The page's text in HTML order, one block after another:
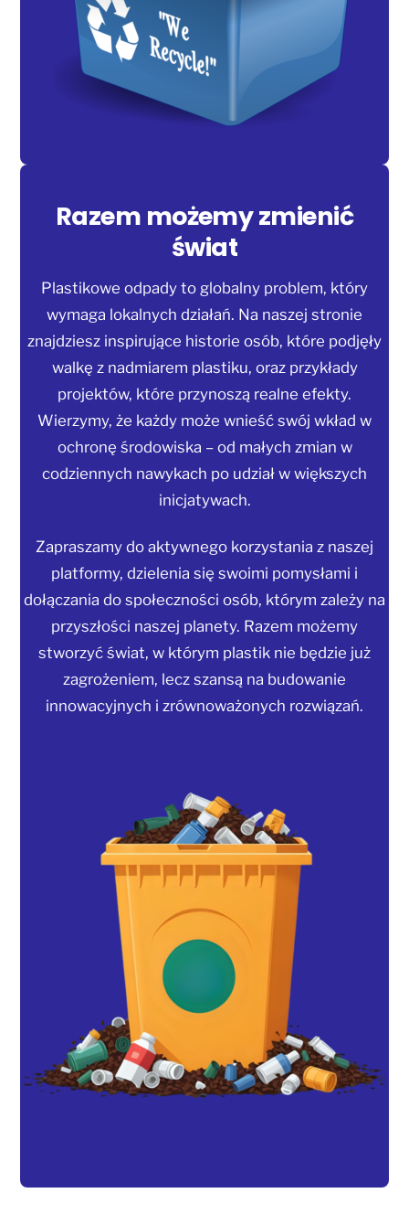
Razem możemy zmienić
świat
Plastikowe odpady to globalny problem, który
wymaga lokalnych działań. Na naszej stronie
znajdziesz inspirujące historie osób, które podjęły
walkę z nadmiarem plastiku, oraz przykłady
projektów, które przynoszą realne efekty.
Wierzymy, że każdy może wnieść swój wkład w
ochronę środowiska – od małych zmian w
codziennych nawykach po udział w większych
inicjatywach.
Zapraszamy do aktywnego korzystania z naszej
platformy, dzielenia się swoimi pomysłami i
dołączania do społeczności osób, którym zależy na
przyszłości naszej planety. Razem możemy
stworzyć świat, w którym plastik nie będzie już
zagrożeniem, lecz szansą na budowanie
innowacyjnych i zrównoważonych rozwiązań.